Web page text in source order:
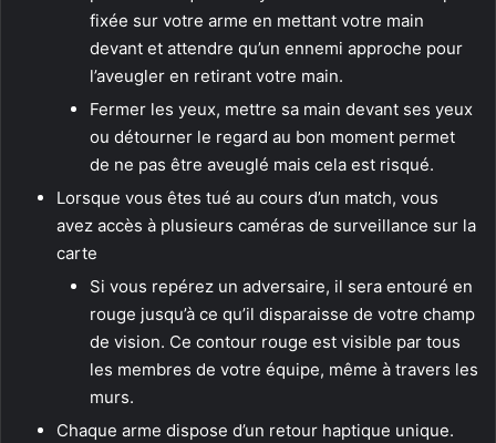
fixée sur votre arme en mettant votre main
devant et attendre qu’un ennemi approche pour
l’aveugler en retirant votre main.
Fermer les yeux, mettre sa main devant ses yeux
ou détourner le regard au bon moment permet
de ne pas être aveuglé mais cela est risqué.
Lorsque vous êtes tué au cours d’un match, vous
avez accès à plusieurs caméras de surveillance sur la
carte
Si vous repérez un adversaire, il sera entouré en
rouge jusqu’à ce qu’il disparaisse de votre champ
de vision. Ce contour rouge est visible par tous
les membres de votre équipe, même à travers les
murs.
Chaque arme dispose d’un retour haptique unique.